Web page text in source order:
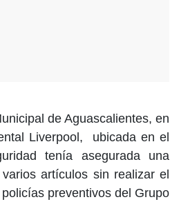
de Aguascalientes, en
Liverpool, ubicada en el
tenía asegurada una
artículos sin realizar el
preventivos del Grupo